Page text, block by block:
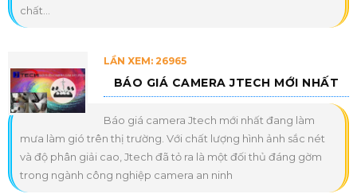
chất...
LẦN XEM: 26965
BÁO GIÁ CAMERA JTECH MỚI NHẤT
Báo giá camera Jtech mới nhất đang làm
mưa làm gió trên thị trường. Với chất lượng hình ảnh sắc nét
và độ phân giải cao, Jtech đã tỏ ra là một đối thủ đáng gờm
trong ngành công nghiệp camera an ninh